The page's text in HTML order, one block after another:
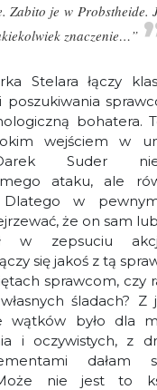
Zabito je w Probstheide.
znaczenie…”
Stelara łączy
poszukiwania
bohatera.
wejściem w
Suder
ataku, ale
w
że on sam
w zepsuciu
się jakoś z tą
sprawcom, czy
śladach? Z
wątków było dla
i oczywistych, z
dałam
nie jest to